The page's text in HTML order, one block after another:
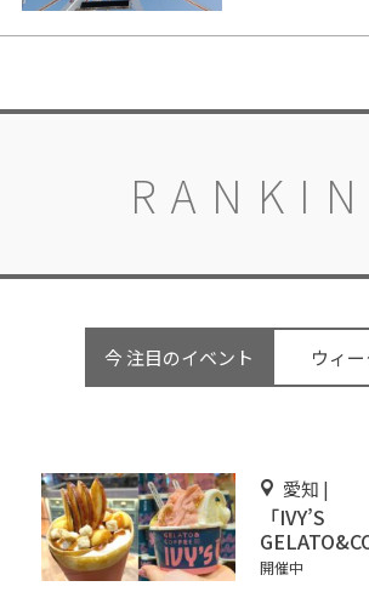
今 注目のイベント ウィ
愛知 |
「IVY’S
ーズ ジェラ
開催中